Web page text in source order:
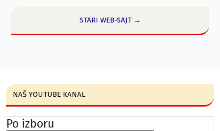
STARI WEB-SAJT →
NAŠ YOUTUBE KANAL
Po izboru